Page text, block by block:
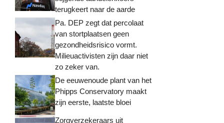
terugkeert naar de aarde
Pa. DEP zegt dat percolaat
van stortplaatsen geen
gezondheidsrisico vormt.
Milieuactivisten zijn daar niet
zo zeker van.
De eeuwenoude plant van het
Phipps Conservatory maakt
zijn eerste, laatste bloei
Zorgverzekeraars uit